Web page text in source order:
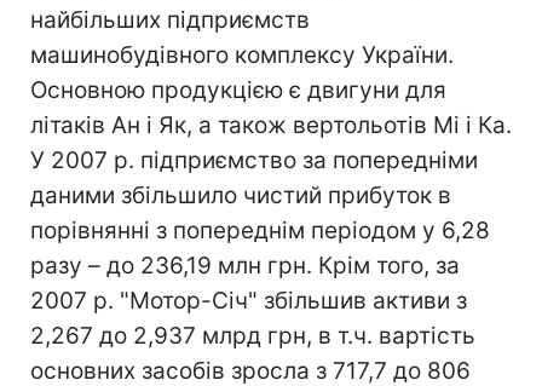
найбільших підприємств
машинобудівного комплексу України.
Основною продукцією є двигуни для
літаків Ан і Як, а також вертольотів Мі і Ка.
У 2007 р. підприємство за попередніми
даними збільшило чистий прибуток в
порівнянні з попереднім періодом у 6,28
разу – до 236,19 млн грн. Крім того, за
2007 р. "Мотор-Січ" збільшив активи з
2,267 до 2,937 млрд грн, в т.ч. вартість
основних засобів зросла з 717,7 до 806